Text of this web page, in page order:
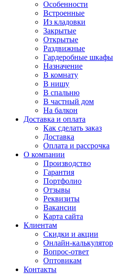
Особенности
Встроенные
Из кладовки
Закрытые
Открытые
Раздвижные
Гардеробные шкафы
Назначение
В комнату
В нишу
В спальню
В частный дом
На балкон
Доставка и оплата
Как сделать заказ
Доставка
Оплата и рассрочка
О компании
Производство
Гарантия
Портфолио
Отзывы
Реквизиты
Вакансии
Карта сайта
Клиентам
Скидки и акции
Онлайн-калькулятор
Вопрос-ответ
Оптовикам
Контакты